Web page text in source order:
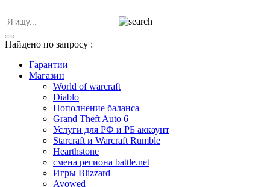
Найдено по запросу :
Гарантии
Магазин
World of warcraft
Diablo
Пополнение баланса
Grand Theft Auto 6
Услуги для РФ и РБ аккаунт
Starcraft и Warcraft Rumble
Hearthstone
смена региона battle.net
Игры Blizzard
Avowed